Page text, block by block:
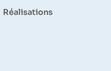
Réalisations